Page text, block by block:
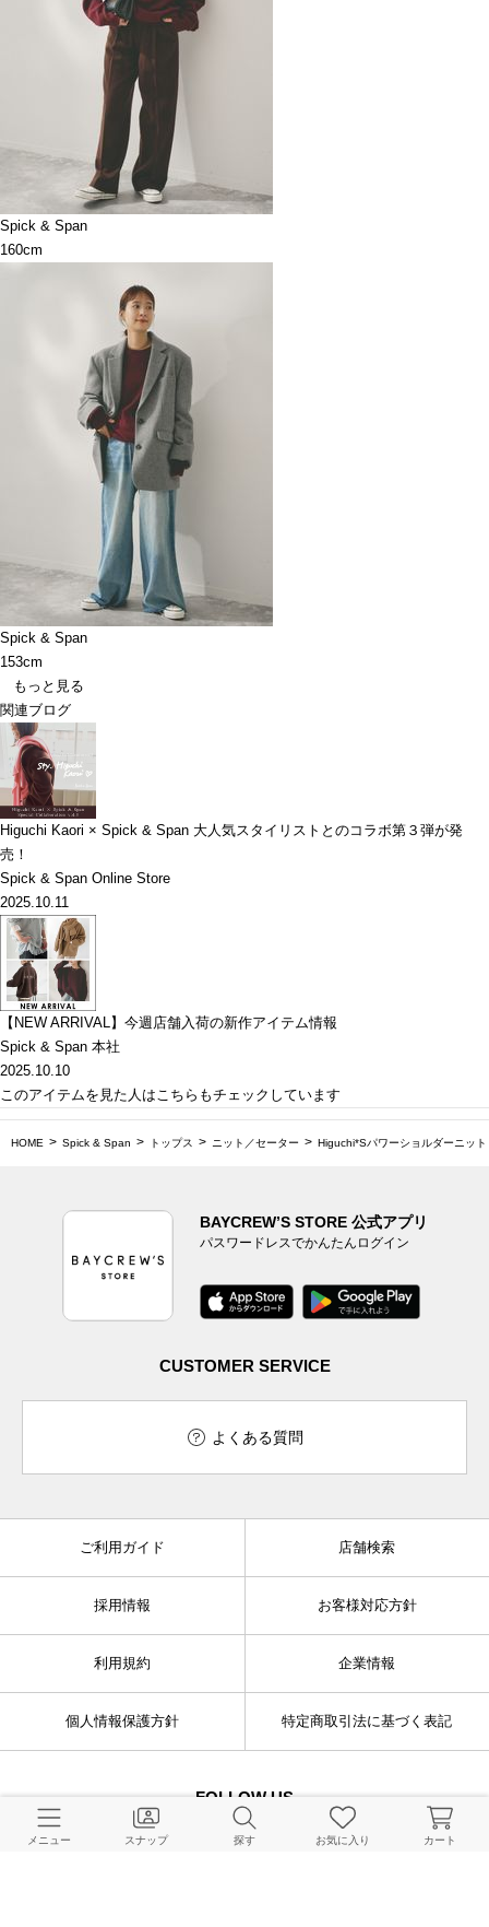
Spick & Span
160cm
Spick & Span
153cm
もっと見る
関連ブログ
Higuchi Kaori × Spick & Span 大人気スタイリストとのコラボ第３弾が発
売！
Spick & Span Online Store
2025.10.11
【NEW ARRIVAL】今週店舗入荷の新作アイテム情報
Spick & Span 本社
2025.10.10
このアイテムを見た人はこちらもチェックしています
HOME Spick & Span トップス ニット／セーター Higuchi*Sパワーショルダーニット
BAYCREW’S STORE 公式アプリ
パスワードレスでかんたんログイン
CUSTOMER SERVICE
よくある質問
ご利用ガイド 店舗検索
採用情報 お客様対応方針
利用規約 企業情報
個人情報保護方針 特定商取引法に基づく表記
FOLLOW US
メニュー スナップ 探す お気に入り カート